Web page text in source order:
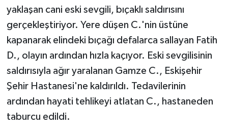
yaklaşan cani eski sevgili, bıçaklı saldırısını
gerçekleştiriyor. Yere düşen C.'nin üstüne
kapanarak elindeki bıçağı defalarca sallayan Fatih
D., olayın ardından hızla kaçıyor. Eski sevgilisinin
saldırısıyla ağır yaralanan Gamze C., Eskişehir
Şehir Hastanesi'ne kaldırıldı. Tedavilerinin
ardından hayati tehlikeyi atlatan C., hastaneden
taburcu edildi.